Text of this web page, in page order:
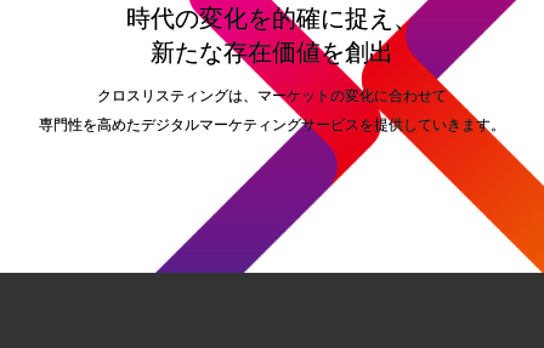
時代の変化を的確に捉え、
新たな存在価値を創出
クロスリスティングは、マーケットの変化に合わせて
専門性を高めたデジタルマーケティングサービスを提供していきます。